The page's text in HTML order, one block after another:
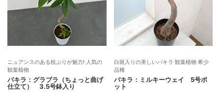
ニュアンスのある枝ぶりが魅力! 人気の
観葉植物
パキラ：グラブラ（ちょっと曲げ
仕立て） 3.5号鉢入り
白斑入りの美しいパキラ 観葉植物 希少
品種
パキラ：ミルキーウェイ 5号ポ
ット